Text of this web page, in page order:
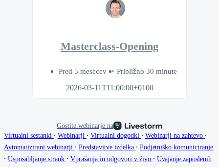
Masterclass-Opening
Pred 5 mesecev
Približno 30 minute
2026-03-11T11:00:00+0100
Gostite webinarje na
Virtualni sestanki ∙ Webinarji ∙ Virtualni dogodki ∙ Webinarji na zahtevo ∙
Avtomatizirani webinarji ∙ Predstavitve izdelka ∙ Podjetniško komuniciranje
∙ Usposabljanje strank ∙ Vprašanja in odgovori v živo ∙ Uvajanje zaposlenih